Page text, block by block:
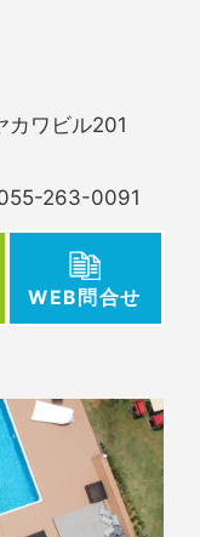
カワビル201
263-0091
WEB問合せ